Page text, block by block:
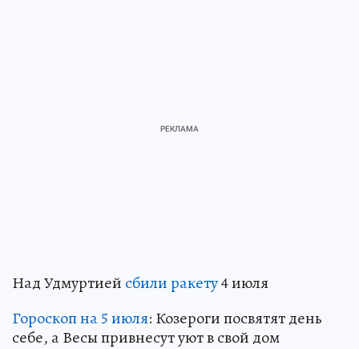
Над Удмуртией сбили ракету4 июля
Гороскоп на 5 июля: Козероги посвятят день
себе, а Весы привнесут уют в свой дом